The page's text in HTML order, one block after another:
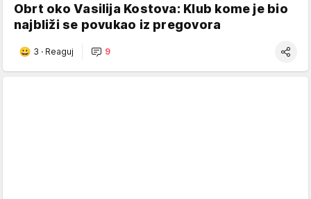
Obrt oko Vasilija Kostova: Klub kome je bio
najbliži se povukao iz pregovora
3 · Reaguj 9